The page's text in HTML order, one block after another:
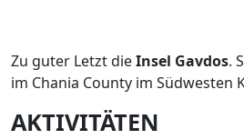
Zu guter Letzt dieInsel Gavdos.
im Chania County im Südwesten
AKTIVITÄTEN